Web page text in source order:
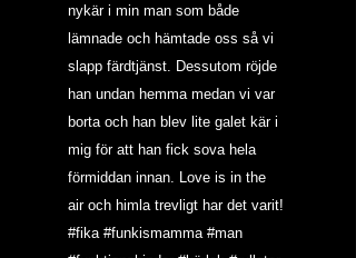
nykär i min man som både
lämnade och hämtade oss så vi
slapp färdtjänst. Dessutom röjde
han undan hemma medan vi var
borta och han blev lite galet kär i
mig för att han fick sova hela
förmiddan innan. Love is in the
air och himla trevligt har det varit!
#fika #funkismamma #man